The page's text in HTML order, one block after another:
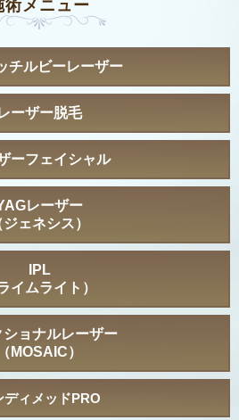
術メニュー
チルビーレーザー
ーザー脱毛
ーフェイシャル
レーザー
ジェネシス）
IPL
イムライト）
ショナルレーザー
（MOSAIC）
ディメッドPRO